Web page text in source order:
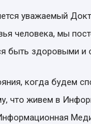
уважаемый
человека, мы
быть здоровыми и
когда будем
что живем в